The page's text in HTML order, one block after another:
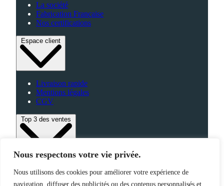
Nous respectons votre vie privée.
Nous utilisons des cookies pour améliorer votre expérience de
navigation, diffuser des publicités ou des contenus personnalisés et
La société
Fabrication Française
Nos certifications
Espace client
Livraison rapide
Mentions légales
CGV
Top 3 des ventes
High-Tech